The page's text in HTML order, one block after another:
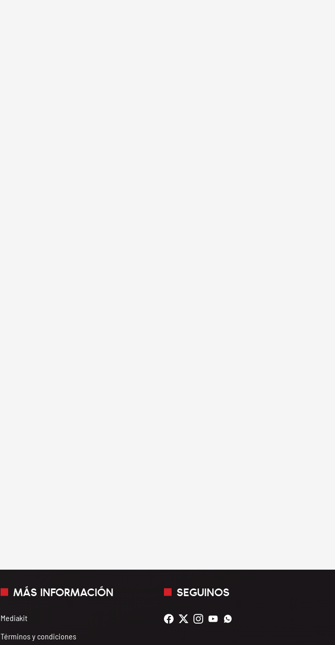
MÁS INFORMACIÓN
Mediakit
Términos y condiciones
SEGUINOS